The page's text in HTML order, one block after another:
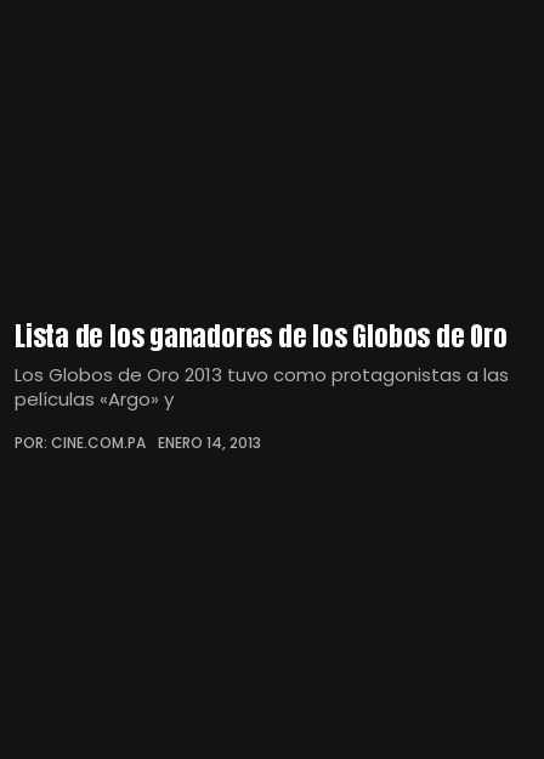
Lista de los ganadores de los Globos de Oro
Los Globos de Oro 2013 tuvo como protagonistas a las
películas «Argo» y
POR: CINE.COM.PA ENERO 14, 2013